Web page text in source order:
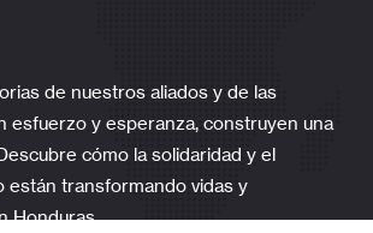
de nuestros aliados y de las
esfuerzo y esperanza, construyen una
cómo la solidaridad y el
están transformando vidas y
Honduras.